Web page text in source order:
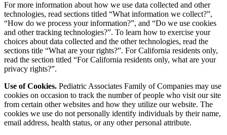
For more information about how we use data collected and other
technologies, read sections titled “What information we collect?”,
“How do we process your information?”, and “Do we use cookies
and other tracking technologies?”. To learn how to exercise your
choices about data collected and the other technologies, read the
sections title “What are your rights?”. For California residents only,
read the section titled “For California residents only, what are your
privacy rights?”.
Use of Cookies. Pediatric Associates Family of Companies may use
cookies on occasion to track the number of people who visit our site
from certain other websites and how they utilize our website. The
cookies we use do not personally identify individuals by their name,
email address, health status, or any other personal attribute.